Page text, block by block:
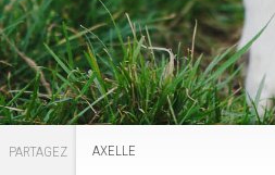
PARTAGEZ AXELLE